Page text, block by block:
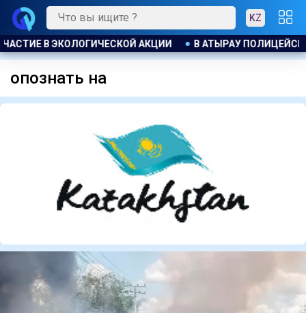
KZ
В ЭКОЛОГИЧЕСКОЙ АКЦИИ В АТЫРАУ
опознать на